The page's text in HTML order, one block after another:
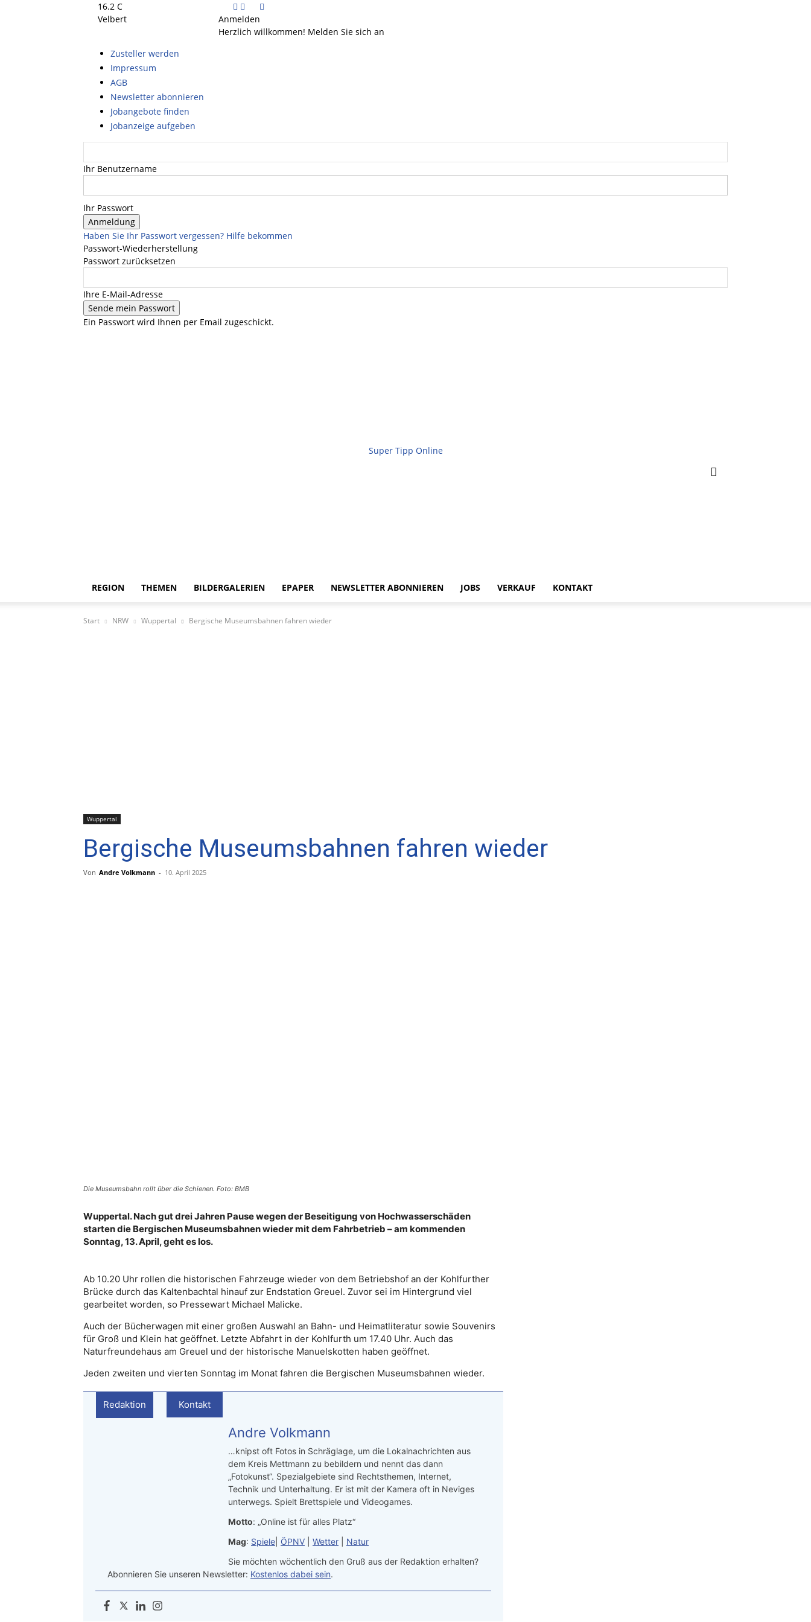
16.2 C
Velbert
Zusteller werden
Impressum
AGB
Newsletter abonnieren
Jobangebote finden
Jobanzeige aufgeben
Anmelden
Herzlich willkommen! Melden Sie sich an
Ihr Benutzername
Ihr Passwort
Haben Sie Ihr Passwort vergessen? Hilfe bekommen
Passwort-Wiederherstellung
Passwort zurücksetzen
Ihre E-Mail-Adresse
Ein Passwort wird Ihnen per Email zugeschickt.
Super Tipp Online
REGION THEMEN BILDERGALERIEN EPAPER NEWSLETTER ABONNIEREN JOBS VERKAUF KONTAKT
Start NRW Wuppertal Bergische Museumsbahnen fahren wieder
Wuppertal
Bergische Museumsbahnen fahren wieder
Von Andre Volkmann - 10. April 2025
Die Museumsbahn rollt über die Schienen. Foto: BMB
Wuppertal. Nach gut drei Jahren Pause wegen der Beseitigung von Hochwasserschäden
starten die Bergischen Museumsbahnen wieder mit dem Fahrbetrieb – am kommenden
Sonntag, 13. April, geht es los.
Ab 10.20 Uhr rollen die historischen Fahrzeuge wieder von dem Betriebshof an der Kohlfurther
Brücke durch das Kaltenbachtal hinauf zur Endstation Greuel. Zuvor sei im Hintergrund viel
gearbeitet worden, so Pressewart Michael Malicke.
Auch der Bücherwagen mit einer großen Auswahl an Bahn- und Heimatliteratur sowie Souvenirs
für Groß und Klein hat geöffnet. Letzte Abfahrt in der Kohlfurth um 17.40 Uhr. Auch das
Naturfreundehaus am Greuel und der historische Manuelskotten haben geöffnet.
Jeden zweiten und vierten Sonntag im Monat fahren die Bergischen Museumsbahnen wieder.
Redaktion Kontakt
Andre Volkmann
…knipst oft Fotos in Schräglage, um die Lokalnachrichten aus
dem Kreis Mettmann zu bebildern und nennt das dann
„Fotokunst“. Spezialgebiete sind Rechtsthemen, Internet,
Technik und Unterhaltung. Er ist mit der Kamera oft in Neviges
unterwegs. Spielt Brettspiele und Videogames.
Motto: „Online ist für alles Platz“
Mag: Spiele ÖPNV Wetter
Natur
Sie möchten wöchentlich den Gruß aus der Redaktion erhalten?
Abonnieren Sie unseren Newsletter: Kostenlos dabei sein.